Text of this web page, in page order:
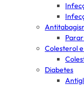
Colesterol
Diabetes